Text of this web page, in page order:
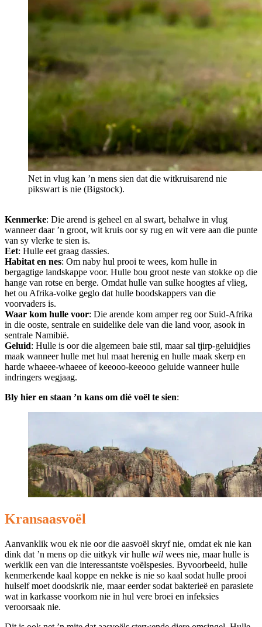
Net in vlug kan ’n mens sien dat die witkruisarend nie
pikswart is nie (Bigstock).
Kenmerke: Die arend is geheel en al swart, behalwe in vlug
wanneer daar ’n groot, wit kruis oor sy rug en wit vere aan die punte
van sy vlerke te sien is.
Eet: Hulle eet graag dassies.
Habitat en nes: Om naby hul prooi te wees, kom hulle in
bergagtige landskappe voor. Hulle bou groot neste van stokke op die
hange van rotse en berge. Omdat hulle van sulke hoogtes af vlieg,
het ou Afrika-volke geglo dat hulle boodskappers van die
voorvaders is.
Waar kom hulle voor: Die arende kom amper reg oor Suid-Afrika
in die ooste, sentrale en suidelike dele van die land voor, asook in
sentrale Namibië.
Geluid: Hulle is oor die algemeen baie stil, maar sal tjirp-geluidjies
maak wanneer hulle met hul maat herenig en hulle maak skerp en
harde whaeee-whaeee of keeooo-keeooo geluide wanneer hulle
indringers wegjaag.
Bly hier en staan ’n kans om dié voël te sien:
Kransaasvoël
Aanvanklik wou ek nie oor die aasvoël skryf nie, omdat ek nie kan
dink dat ’n mens op die uitkyk vir hulle wil wees nie, maar hulle is
werklik een van die interessantste voëlspesies. Byvoorbeeld, hulle
kenmerkende kaal koppe en nekke is nie so kaal sodat hulle prooi
hulself moet doodskrik nie, maar eerder sodat bakterieë en parasiete
wat in karkasse voorkom nie in hul vere broei en infeksies
veroorsaak nie.